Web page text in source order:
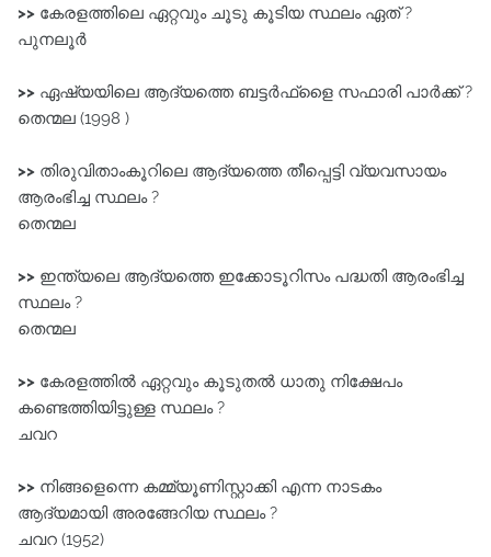
>> കേരളത്തിലെ ഏറ്റവും ചൂടു കൂടിയ സ്ഥലം ഏത് ?
പുനലൂർ
>> ഏഷ്യയിലെ ആദ്യത്തെ ബട്ടർഫ്‌ളൈ സഫാരി പാർക്ക്‌ ?
തെന്മല (1998 )
>> തിരുവിതാംകൂറിലെ ആദ്യത്തെ തീപ്പെട്ടി വ്യവസായം
ആരംഭിച്ച സ്ഥലം ?
തെന്മല
>> ഇന്ത്യലെ ആദ്യത്തെ ഇക്കോടൂറിസം പദ്ധതി ആരംഭിച്ച
സ്ഥലം ?
തെന്മല
>> കേരളത്തിൽ ഏറ്റവും കൂടുതൽ ധാതു നിക്ഷേപം
കണ്ടെത്തിയിട്ടുള്ള സ്ഥലം ?
ചവറ
>> നിങ്ങളെന്നെ കമ്മ്യൂണിസ്റ്റാക്കി എന്ന നാടകം
ആദ്യമായി അരങ്ങേറിയ സ്ഥലം ?
ചവറ (1952)